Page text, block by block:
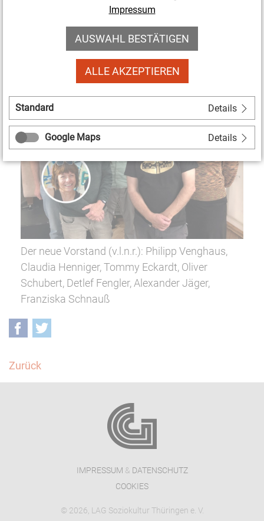
Wir bedanken uns herzlich für das langjährige
Vorstandsmitgliedern Petra Rottschalk, Mathias
Baier und Alexander Lochthofen!
Der neue Vorstand (v.l.n.r.): Philipp Venghaus,
Claudia Henniger, Tommy Eckardt, Oliver
Schubert, Detlef Fengler, Alexander Jäger,
Franziska Schnauß
Facebook
Zurück
IMPRESSUM & DATENSCHUTZ
COOKIES
© 2026, LAG Soziokultur Thüringen e. V.
Impressum
AUSWAHL BESTÄTIGEN
ALLE AKZEPTIEREN
Standard Details
Google Maps Details